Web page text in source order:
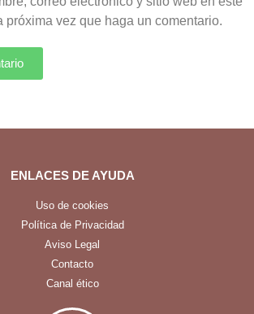
próxima vez que haga un comentario.
ENLACES DE AYUDA
Uso de cookies
Política de Privacidad
Aviso Legal
Contacto
Canal ético